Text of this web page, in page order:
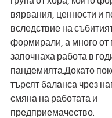
вярвания, ценности и
вследствие на
формирали, а много от
започнаха работа в
пандемията.Докато
търсят баланса чрез
смяна на работата и
предприемачество.